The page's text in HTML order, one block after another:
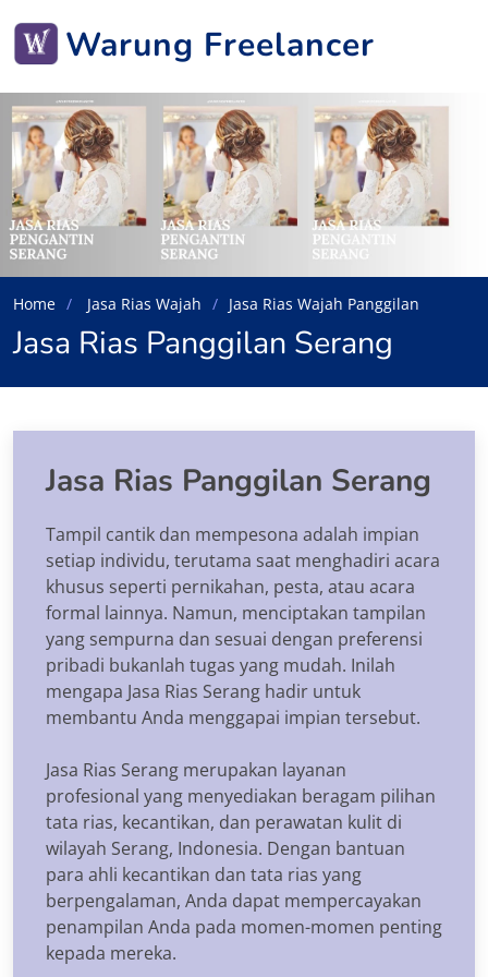
Warung Freelancer
Home Jasa Rias Wajah Jasa Rias Wajah Panggilan
Jasa Rias Panggilan Serang
Jasa Rias Panggilan Serang
Tampil cantik dan mempesona adalah impian
setiap individu, terutama saat menghadiri acara
khusus seperti pernikahan, pesta, atau acara
formal lainnya. Namun, menciptakan tampilan
yang sempurna dan sesuai dengan preferensi
pribadi bukanlah tugas yang mudah. Inilah
mengapa Jasa Rias Serang hadir untuk
membantu Anda menggapai impian tersebut.
Jasa Rias Serang merupakan layanan
profesional yang menyediakan beragam pilihan
tata rias, kecantikan, dan perawatan kulit di
wilayah Serang, Indonesia. Dengan bantuan
para ahli kecantikan dan tata rias yang
berpengalaman, Anda dapat mempercayakan
penampilan Anda pada momen-momen penting
kepada mereka.